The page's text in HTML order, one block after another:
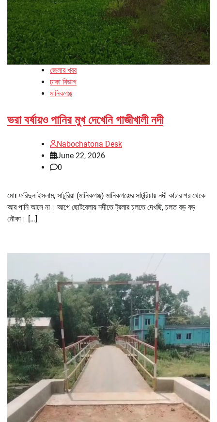
জেলার খবর
ঢাকা বিভাগ
মানিকগঞ্জ
ভরা বর্ষায়ও পানির মুখ দেখেনি গাজীখালী নদী
Nabochatona Desk
June 22, 2026
0
মোঃ ফরিদুল ইসলাম, সাটুরিয়া (মানিকগঞ্জ) মানিকগঞ্জের সাটুরিয়ায় নদী কাটার পর থেকে
আর পানি আসে না। আগে ছোটবেলায় নদীতে ট্রলার চলতে দেখছি, চলত বড় বড়
নৌকা। […]